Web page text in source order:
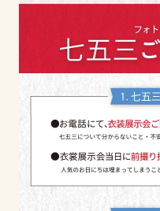
大宮
【キラリ全店】「夏休み
2024.07.04
浦和
COCOL
キラリ新作振袖展示会の
2024.06.01